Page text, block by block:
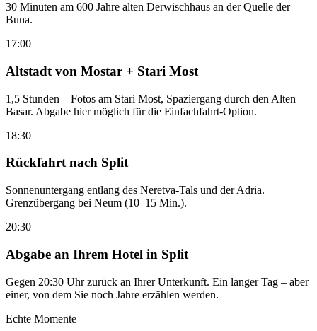
30 Minuten am 600 Jahre alten Derwischhaus an der Quelle der
Buna.
17:00
Altstadt von Mostar + Stari Most
1,5 Stunden – Fotos am Stari Most, Spaziergang durch den Alten
Basar. Abgabe hier möglich für die Einfachfahrt-Option.
18:30
Rückfahrt nach Split
Sonnenuntergang entlang des Neretva-Tals und der Adria.
Grenzübergang bei Neum (10–15 Min.).
20:30
Abgabe an Ihrem Hotel in Split
Gegen 20:30 Uhr zurück an Ihrer Unterkunft. Ein langer Tag – aber
einer, von dem Sie noch Jahre erzählen werden.
Echte Momente